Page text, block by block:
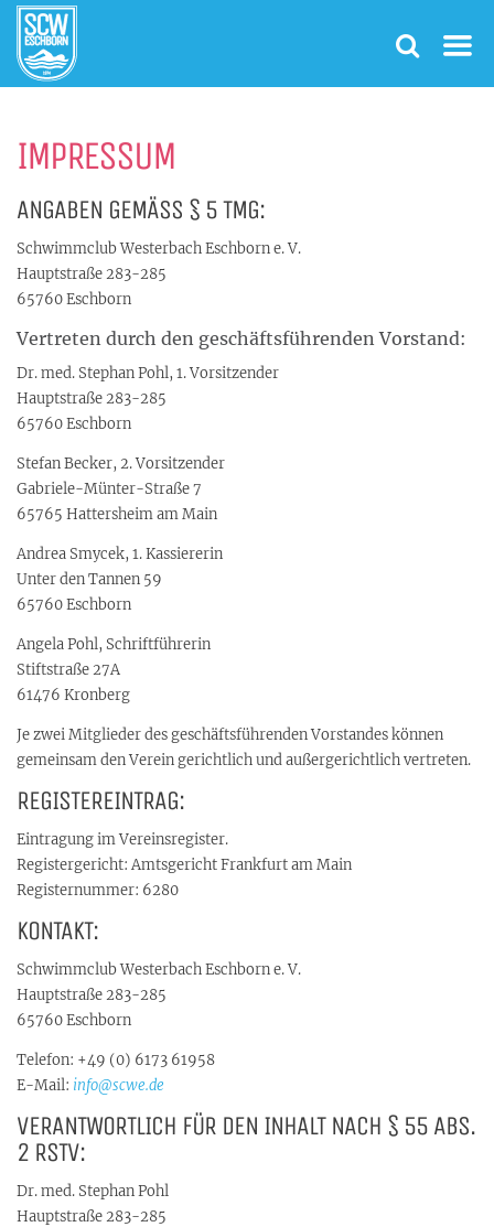
IMPRESSUM
ANGABEN GEMÄSS § 5 TMG:
Schwimmclub Westerbach Eschborn e. V.
Hauptstraße 283-285
65760 Eschborn
Vertreten durch den geschäftsführenden Vorstand:
Dr. med. Stephan Pohl, 1. Vorsitzender
Hauptstraße 283-285
65760 Eschborn
Stefan Becker, 2. Vorsitzender
Gabriele-Münter-Straße 7
65765 Hattersheim am Main
Andrea Smycek, 1. Kassiererin
Unter den Tannen 59
65760 Eschborn
Angela Pohl, Schriftführerin
Stiftstraße 27A
61476 Kronberg
Je zwei Mitglieder des geschäftsführenden Vorstandes können
gemeinsam den Verein gerichtlich und außergerichtlich vertreten.
REGISTEREINTRAG:
Eintragung im Vereinsregister.
Registergericht: Amtsgericht Frankfurt am Main
Registernummer: 6280
KONTAKT:
Schwimmclub Westerbach Eschborn e. V.
Hauptstraße 283-285
65760 Eschborn
Telefon: +49 (0) 6173 61958
E-Mail: info@scwe.de
VERANTWORTLICH FÜR DEN INHALT NACH § 55 ABS.
2 RSTV:
Dr. med. Stephan Pohl
Hauptstraße 283-285